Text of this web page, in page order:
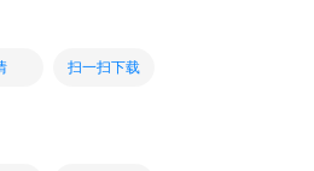
扫一扫下载